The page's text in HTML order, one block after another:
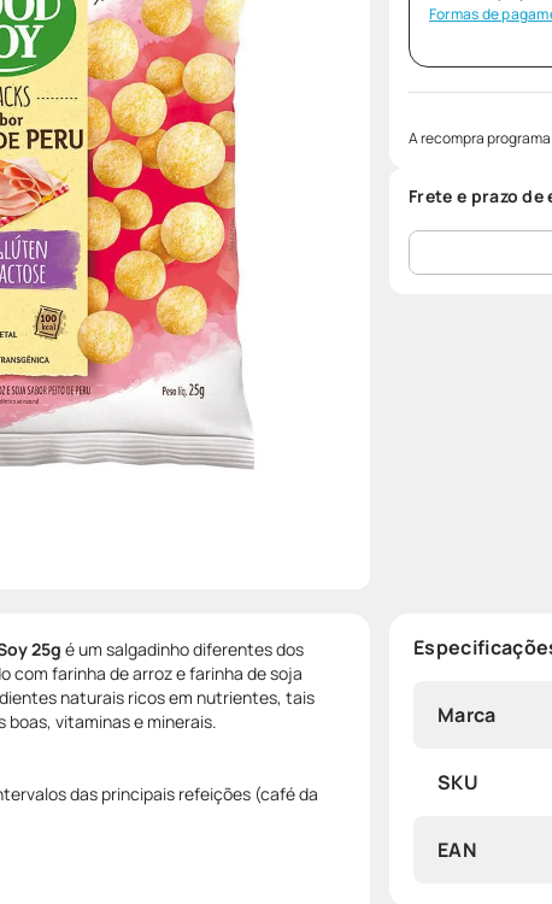
Formas de
A recompra
Frete e prazo de
25g é um salgadinho diferentes dos
com farinha de arroz e farinha de soja
naturais ricos em nutrientes, tais
vitaminas e minerais.
das principais refeições (café da
Marca
SKU
EAN